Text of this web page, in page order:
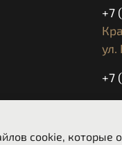
Спецификации:
Линза из
+7
ул.
+7
cookie, которые